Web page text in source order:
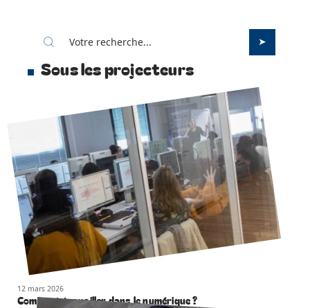
Sous les projecteurs
12 mars 2026
Comment travailler dans le numérique ?